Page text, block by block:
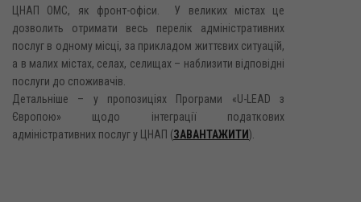
ЦНАП ОМС, як фронт-офіси. У великих містах це
дозволить отримати весь перелік адміністративних
послуг в одному місці, за прикладом життєвих ситуацій,
а в малих містах, селах, селищах – наблизити відповідні
послуги до споживачів.
Детальніше – у пропозиціях Програми «U-LEAD з
Європою» щодо інтеграції податкових
адміністративних послуг у ЦНАП (ЗАВАНТАЖИТИ).